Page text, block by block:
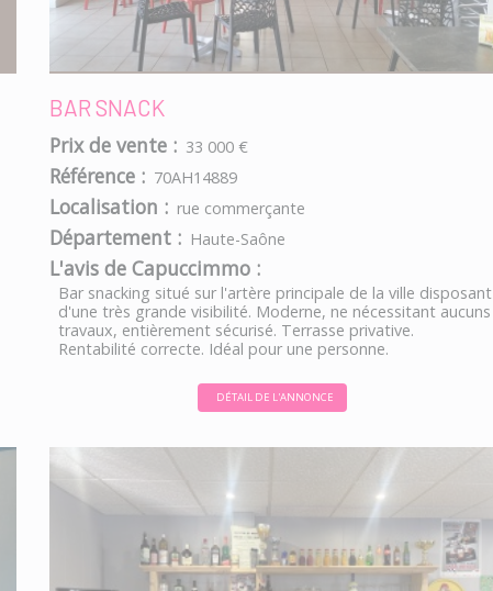
BAR SNACK
Prix de vente : 33 000 €
Référence : 70AH14889
Localisation : rue commerçante
Département : Haute-Saône
L'avis de Capuccimmo :
Bar snacking situé sur l'artère principale de la ville disposant
d'une très grande visibilité. Moderne, ne nécessitant aucuns
travaux, entièrement sécurisé. Terrasse privative.
Rentabilité correcte. Idéal pour une personne.
DÉTAIL DE L'ANNONCE